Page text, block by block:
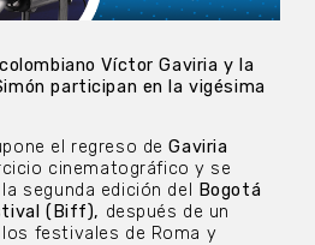
Víctor Gaviria y la
participan en la vigésima
el regreso deGaviria
cinematográfico y se
segunda edición del
Bogotá
(Biff), después de un
festivales de Roma y